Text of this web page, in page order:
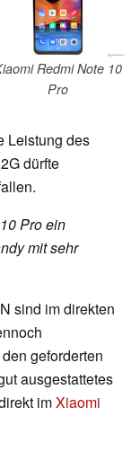
Redmi Note 10
Pro
Leistung des
dürfte
Pro ein
mit sehr
sind im direkten
geforderten
ausgestattetes
imXiaomi